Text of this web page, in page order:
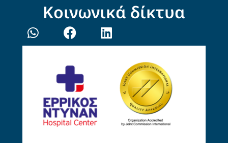
Κοινωνικά δίκτυα